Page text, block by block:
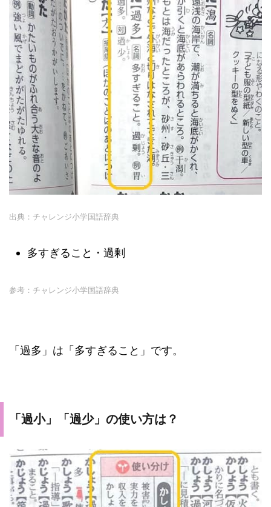
出典：チャレンジ小学国語辞典
多すぎること・過剰
参考：チャレンジ小学国語辞典
「過多」は「多すぎること」です。
「過小」「過少」の使い方は？